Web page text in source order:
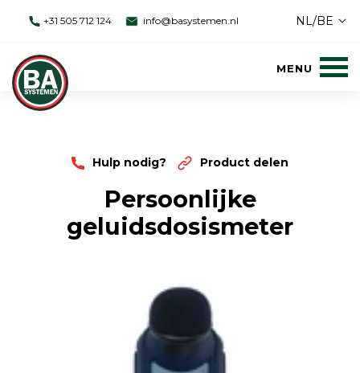
+31 505 712 124 info@basystemen.nl NL/BE
Hulp nodig? Product delen
Persoonlijke
geluidsdosismeter